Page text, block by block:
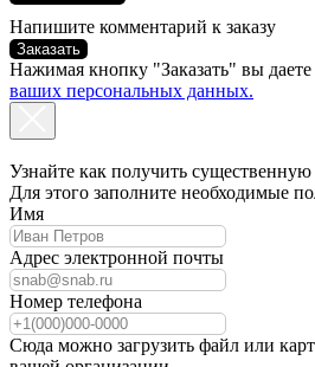
Напишите комментарий к заказу
Заказать
Нажимая кнопку "Заказать" вы даете
ваших персональных данных.
Узнайте как получить
Для этого заполните необходимые
Имя
Адрес электронной почты
Номер телефона
Сюда можно загрузить файл или